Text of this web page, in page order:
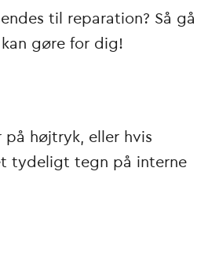
til reparation? Så gå
gøre for dig!
på højtryk, eller hvis
tydeligt tegn på interne